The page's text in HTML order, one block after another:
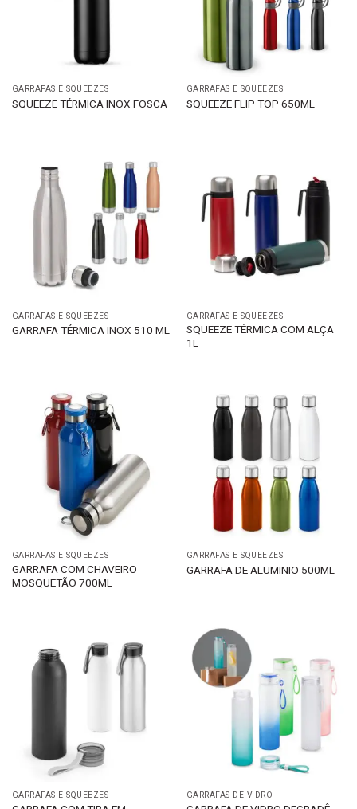
GARRAFAS E SQUEEZES
SQUEEZE TÉRMICA INOX FOSCA
GARRAFAS E SQUEEZES
SQUEEZE FLIP TOP 650ML
GARRAFAS E SQUEEZES
GARRAFA TÉRMICA INOX 510 ML
GARRAFAS E SQUEEZES
SQUEEZE TÉRMICA COM ALÇA
1L
GARRAFAS E SQUEEZES
GARRAFA COM CHAVEIRO
MOSQUETÃO 700ML
GARRAFAS E SQUEEZES
GARRAFA DE ALUMINIO 500ML
GARRAFAS E SQUEEZES GARRAFAS DE VIDRO